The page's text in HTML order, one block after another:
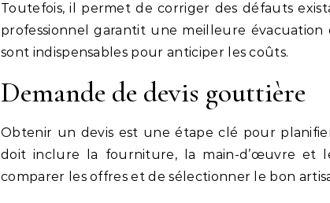
Toutefois, il permet de corriger des défauts
professionnel garantit une meilleure évacuation
sont indispensables pour anticiper les coûts.
Demande de devis gouttière
Obtenir un devis est une étape clé pour
doit inclure la fourniture, la main-d’œuvre et
comparer les offres et de sélectionner le bon